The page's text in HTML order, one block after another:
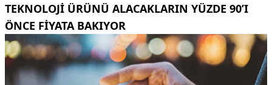
TEKNOLOJI ÜRÜNÜ ALACAKLARIN YÜZDE 90’I
ÖNCE FIYATA BAKIYOR